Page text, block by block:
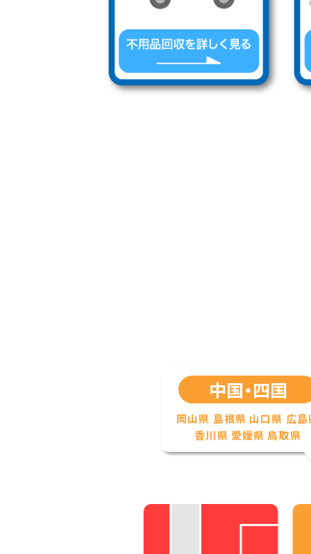
中国・四国
岡山県 島根県 山口県 広島
香川県 愛媛県 鳥取県